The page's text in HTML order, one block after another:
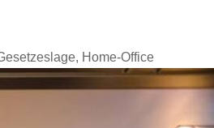
, Home-Office